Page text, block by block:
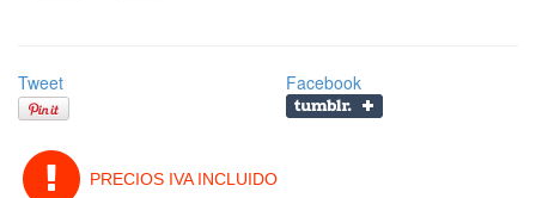
Tweet Facebook
PRECIOS IVA INCLUIDO